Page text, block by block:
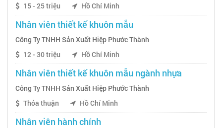
15 - 25 triệu
Hồ Chí Minh
Nhân viên thiết kế khuôn mẫu
Công Ty TNHH Sản Xuất Hiệp Phước Thành
12 - 30 triệu
Hồ Chí Minh
Nhân viên thiết kế khuôn mẫu ngành nhựa
Công Ty TNHH Sản Xuất Hiệp Phước Thành
Thỏa thuận
Hồ Chí Minh
Nhân viên hành chính